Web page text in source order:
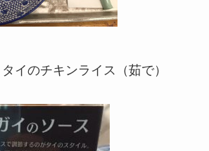
イのチキンライス（茹で）